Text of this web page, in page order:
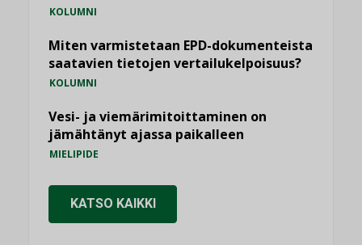
KOLUMNI
Miten varmistetaan EPD-dokumenteista
saatavien tietojen vertailukelpoisuus?
KOLUMNI
Vesi- ja viemärimitoittaminen on
jämähtänyt ajassa paikalleen
MIELIPIDE
KATSO KAIKKI